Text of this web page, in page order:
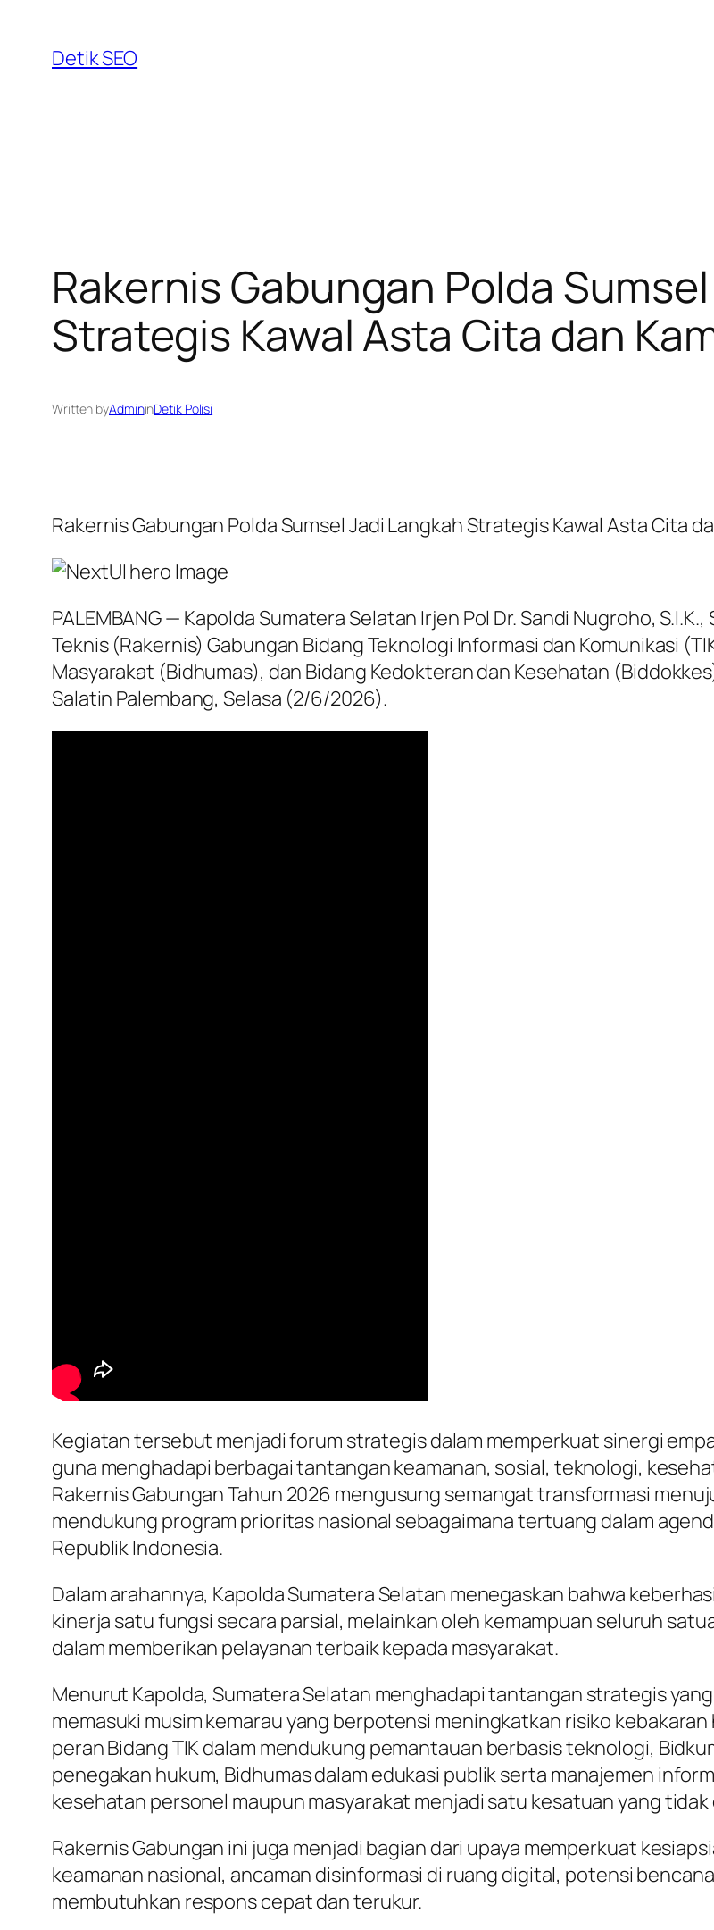
content
Detik SEO
Rakernis Gabungan Polda
Strategis Kawal Asta Cita dan
Written byAdmininDetik Polisi
Rakernis Gabungan Polda Sumsel Jadi Langkah Strategis Kawal Asta Cita
PALEMBANG — Kapolda Sumatera Selatan Irjen Pol Dr. Sandi Nugroho,
Teknis (Rakernis) Gabungan Bidang Teknologi Informasi dan Komunikasi
Masyarakat (Bidhumas), dan Bidang Kedokteran dan Kesehatan
Salatin Palembang, Selasa (2/6/2026).
Kegiatan tersebut menjadi forum strategis dalam memperkuat sinergi
guna menghadapi berbagai tantangan keamanan, sosial, teknologi,
Rakernis Gabungan Tahun 2026 mengusung semangat transformasi
mendukung program prioritas nasional sebagaimana tertuang dalam
Republik Indonesia.
Dalam arahannya, Kapolda Sumatera Selatan menegaskan bahwa
kinerja satu fungsi secara parsial, melainkan oleh kemampuan seluruh
dalam memberikan pelayanan terbaik kepada masyarakat.
Menurut Kapolda, Sumatera Selatan menghadapi tantangan strategis
memasuki musim kemarau yang berpotensi meningkatkan risiko
peran Bidang TIK dalam mendukung pemantauan berbasis teknologi,
penegakan hukum, Bidhumas dalam edukasi publik serta manajemen
kesehatan personel maupun masyarakat menjadi satu kesatuan yang
Rakernis Gabungan ini juga menjadi bagian dari upaya memperkuat
keamanan nasional, ancaman disinformasi di ruang digital, potensi
membutuhkan respons cepat dan terukur.